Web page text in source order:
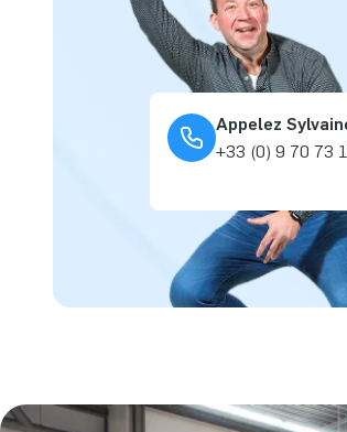
Appelez
+33 (0) 9 70 73